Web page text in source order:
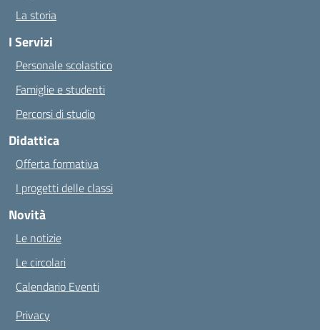
La storia
I Servizi
Personale scolastico
Famiglie e studenti
Percorsi di studio
Didattica
Offerta formativa
I progetti delle classi
Novità
Le notizie
Le circolari
Calendario Eventi
Privacy